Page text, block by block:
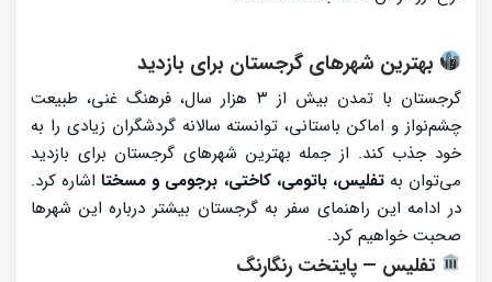
بهترین شهرهای گرجستان برای بازدید
گرجستان با تمدن بیش از ۳ هزار سال، فرهنگ غنی، طبیعت
چشم‌نواز و اماکن باستانی، توانسته سالانه گردشگران زیادی را به
خود جذب کند. از جمله بهترین شهرهای گرجستان برای بازدید
می‌توان بهتفلیس، باتومی، کاختی، برجومی و مسختااشاره کرد.
در ادامه این راهنمای سفر به گرجستان بیشتر درباره این شهرها
صحبت خواهیم کرد.
تفلیس — پایتخت رنگارنگ